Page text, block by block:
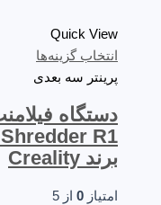
Quick View
انتخاب گزینه‌ها
پرینتر سه‌ بعدی
دستگاه
R1
برند Creality
امتیاز 0 از 5